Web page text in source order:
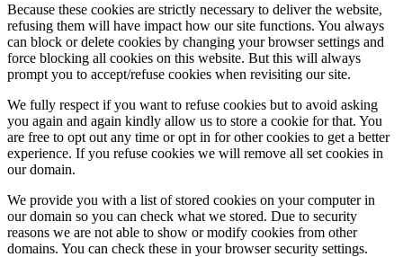
Because these cookies are strictly necessary to deliver the website,
refusing them will have impact how our site functions. You always
can block or delete cookies by changing your browser settings and
force blocking all cookies on this website. But this will always
prompt you to accept/refuse cookies when revisiting our site.
We fully respect if you want to refuse cookies but to avoid asking
you again and again kindly allow us to store a cookie for that. You
are free to opt out any time or opt in for other cookies to get a better
experience. If you refuse cookies we will remove all set cookies in
our domain.
We provide you with a list of stored cookies on your computer in
our domain so you can check what we stored. Due to security
reasons we are not able to show or modify cookies from other
domains. You can check these in your browser security settings.